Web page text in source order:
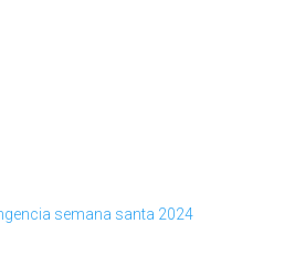
semana santa 2024